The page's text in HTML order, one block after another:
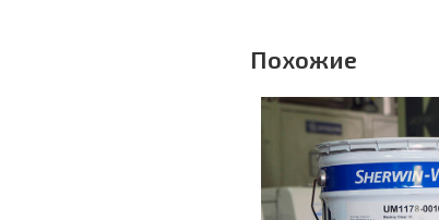
Похожие